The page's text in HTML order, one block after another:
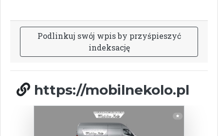
Podlinkuj swój wpisby przyśpieszyć
indeksację
https://mobilnekolo.pl